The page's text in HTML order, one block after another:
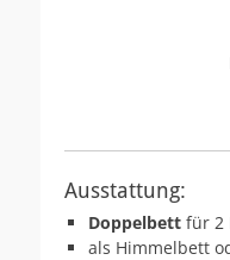
Ausstattung:
Doppelbett für 2
als Himmelbett